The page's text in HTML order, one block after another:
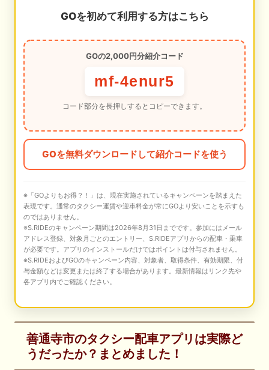
GOを初めて利用する方はこちら
GOの2,000円分紹介コード
mf-4enur5
コード部分を長押しするとコピーできます。
GOを無料ダウンロードして紹介コードを使う
※「GOよりもお得？！」は、現在実施されているキャンペーンを踏まえた
表現です。通常のタクシー運賃や迎車料金が常にGOより安いことを示すも
のではありません。
※S.RIDEのキャンペーン期間は2026年8月31日までです。参加にはメール
アドレス登録、対象月ごとのエントリー、S.RIDEアプリからの配車・乗車
が必要です。アプリのインストールだけではポイントは付与されません。
※S.RIDEおよびGOのキャンペーン内容、対象者、取得条件、有効期限、付
与金額などは変更または終了する場合があります。最新情報はリンク先や
各アプリ内でご確認ください。
善通寺市のタクシー配車アプリは実際ど
うだったか？まとめました！